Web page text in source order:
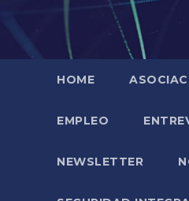
HOME
EMPLEO
NEWSLETTER